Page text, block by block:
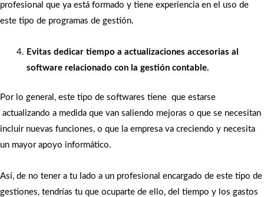
profesional que ya está formado y tiene experiencia en el uso de
este tipo de programas de gestión.
Evitas dedicar tiempo a actualizaciones accesorias al
software relacionado con la gestión contable.
Por lo general, este tipo de softwares tiene que estarse
actualizando a medida que van saliendo mejoras o que se necesitan
incluir nuevas funciones, o que la empresa va creciendo y necesita
un mayor apoyo informático.
Así, de no tener a tu lado a un profesional encargado de este tipo de
gestiones, tendrías tu que ocuparte de ello, del tiempo y los gastos